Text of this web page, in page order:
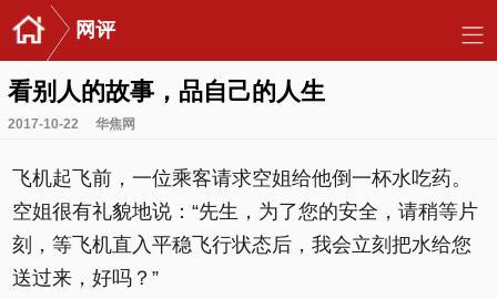
网评
看别人的故事，品自己的人生
2017-10-22 华焦网
飞机起飞前，一位乘客请求空姐给他倒一杯水吃药。
空姐很有礼貌地说：“先生，为了您的安全，请稍等片
刻，等飞机直入平稳飞行状态后，我会立刻把水给您
送过来，好吗？”